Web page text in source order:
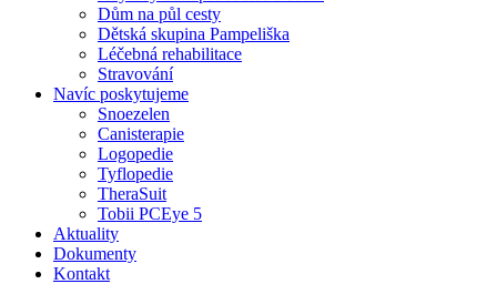
Dům na půl cesty
Dětská skupina Pampeliška
Léčebná rehabilitace
Stravování
Navíc poskytujeme
Snoezelen
Canisterapie
Logopedie
Tyflopedie
TheraSuit
Tobii PCEye 5
Aktuality
Dokumenty
Kontakt